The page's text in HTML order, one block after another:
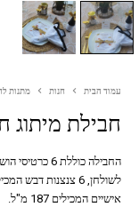
עמוד הבית חנות מתנות
חבילת מיתוג חג
אישיים המכילים 187 מ"ל.